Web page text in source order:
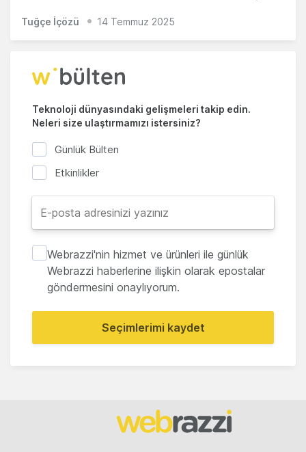
Tuğçe İçözü 14 Temmuz 2025
Teknoloji dünyasındaki gelişmeleri takip edin.
Neleri size ulaştırmamızı istersiniz?
Günlük Bülten
Etkinlikler
Webrazzi'nin hizmet ve ürünleri ile günlük
Webrazzi haberlerine ilişkin olarak epostalar
göndermesini onaylıyorum.
Seçimlerimi kaydet